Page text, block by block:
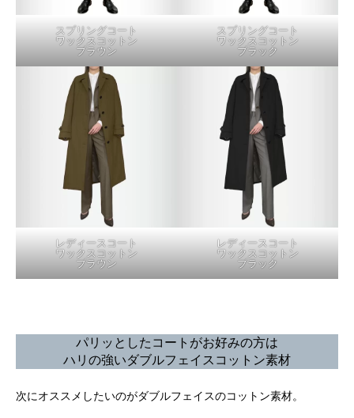
スプリングコート
ワックスコットン
ブラウン
スプリングコート
ワックスコットン
ブラック
レディースコート
ワックスコットン
ブラウン
レディースコート
ワックスコットン
ブラック
パリッとしたコートがお好みの方は
ハリの強いダブルフェイスコットン素材
次にオススメしたいのがダブルフェイスのコットン素材。